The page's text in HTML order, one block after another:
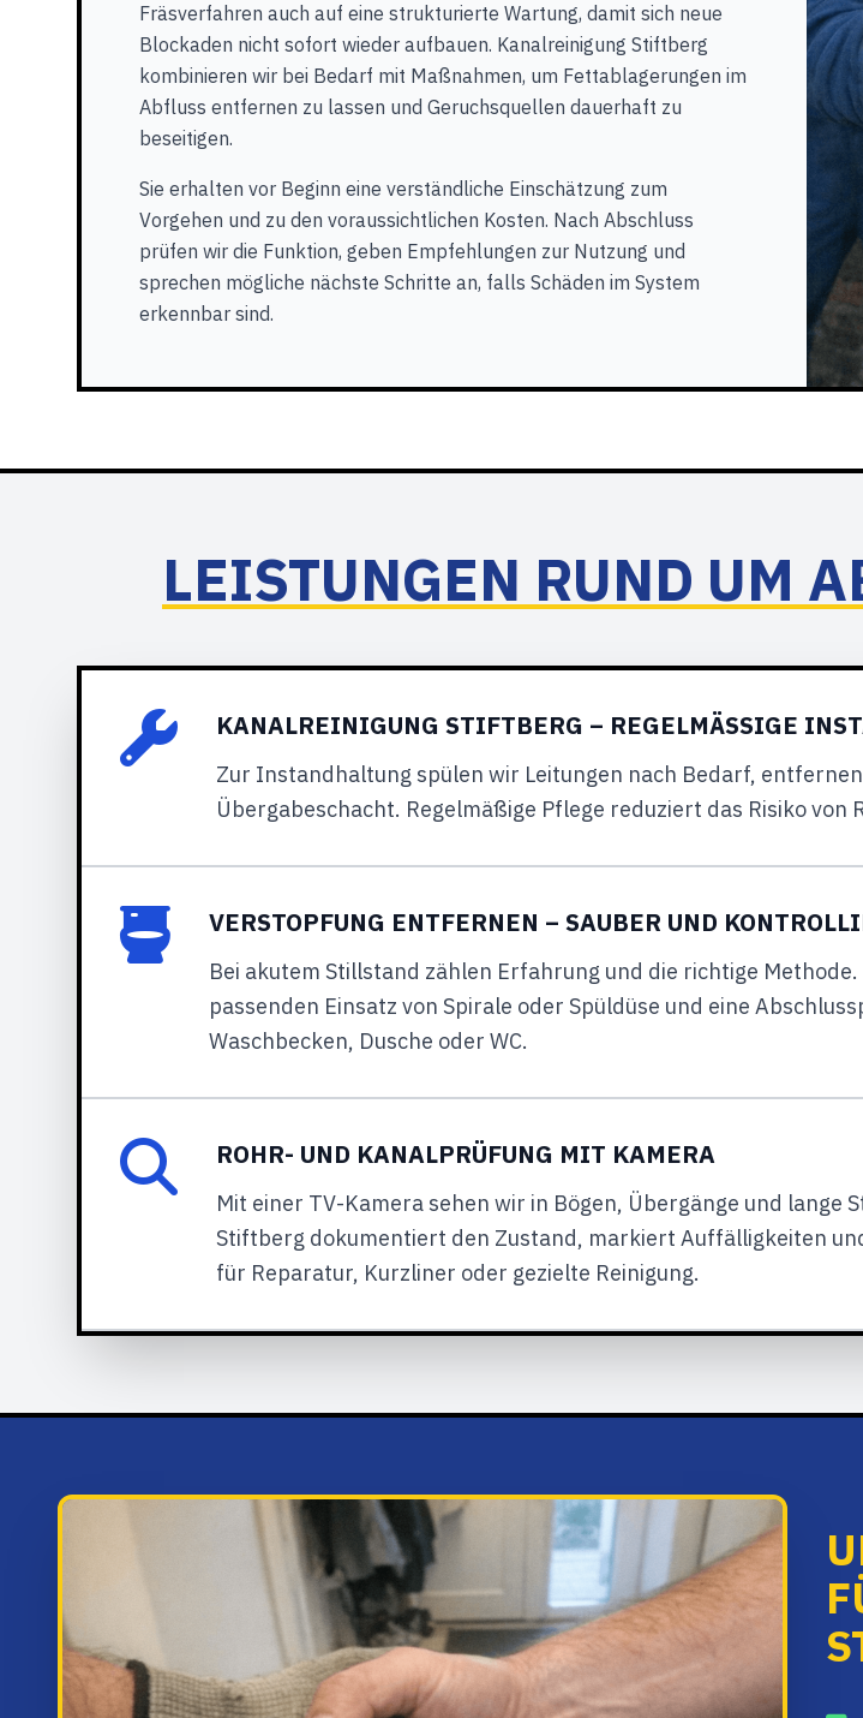
Fräsverfahren auch auf eine strukturierte Wartung, damit sich neue
Blockaden nicht sofort wieder aufbauen. Kanalreinigung Stiftberg
kombinieren wir bei Bedarf mit Maßnahmen, um Fettablagerungen im
Abfluss entfernen zu lassen und Geruchsquellen dauerhaft zu
beseitigen.
Sie erhalten vor Beginn eine verständliche Einschätzung zum
Vorgehen und zu den voraussichtlichen Kosten. Nach Abschluss
prüfen wir die Funktion, geben Empfehlungen zur Nutzung und
sprechen mögliche nächste Schritte an, falls Schäden im System
erkennbar sind.
LEISTUNGEN RUND UM
KANALREINIGUNG STIFTBERG – REGELMÄSSIGE
Zur Instandhaltung spülen wir Leitungen nach Bedarf,
Übergabeschacht. Regelmäßige Pflege reduziert das Risiko
VERSTOPFUNG ENTFERNEN – SAUBER UND
Bei akutem Stillstand zählen Erfahrung und die richtige
passenden Einsatz von Spirale oder Spüldüse und eine
Waschbecken, Dusche oder WC.
ROHR- UND KANALPRÜFUNG MIT KAMERA
Mit einer TV-Kamera sehen wir in Bögen, Übergänge und
Stiftberg dokumentiert den Zustand, markiert Auffälligkeiten
für Reparatur, Kurzliner oder gezielte Reinigung.